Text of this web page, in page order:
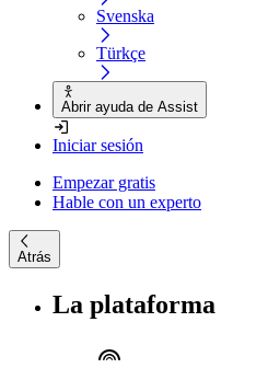
Svenska
Türkçe
Abrir ayuda de Assist
Iniciar sesión
Empezar gratis
Hable con un experto
Atrás
La plataforma